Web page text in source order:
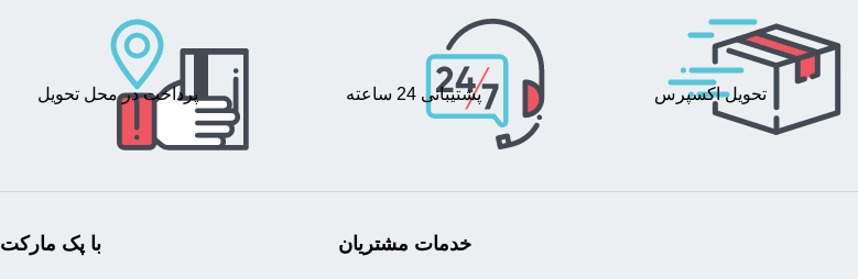
پرداخت در محل تحویل پشتیبانی 24 ساعته تحویل اکسپرس
با پک مارکت خدمات مشتریان